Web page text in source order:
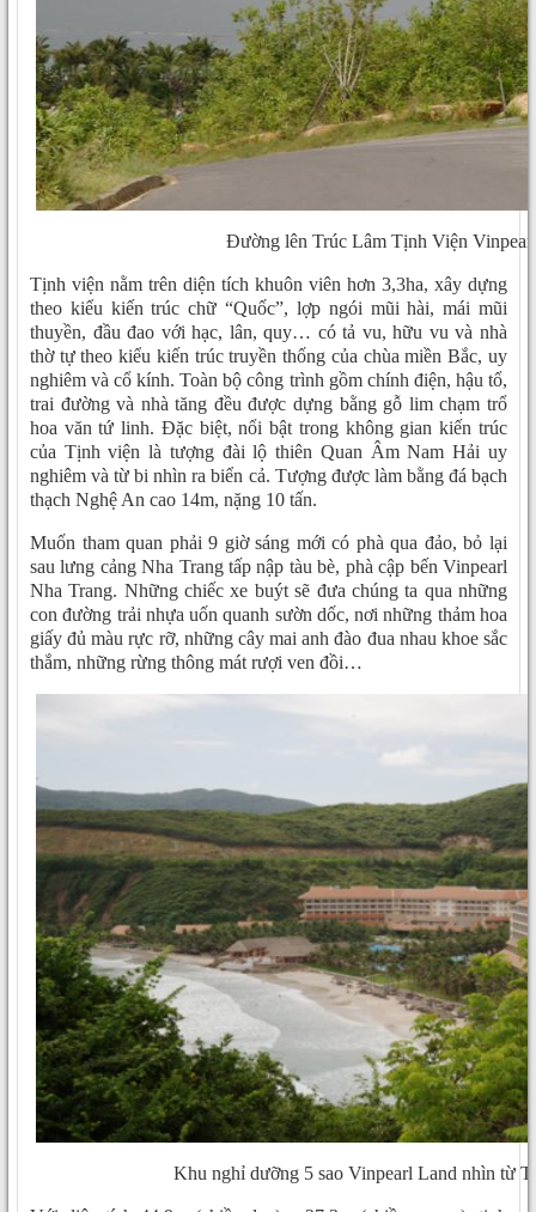
Đường lên Trúc Lâm Tịnh Viện
Tịnh viện nằm trên diện tích khuôn viên hơn 3,3ha, xây dựng
theo kiểu kiến trúc chữ “Quốc”, lợp ngói mũi hài, mái mũi
thuyền, đầu đao với hạc, lân, quy… có tả vu, hữu vu và nhà
thờ tự theo kiểu kiến trúc truyền thống của chùa miền Bắc, uy
nghiêm và cổ kính. Toàn bộ công trình gồm chính điện, hậu tổ,
trai đường và nhà tăng đều được dựng bằng gỗ lim chạm trổ
hoa văn tứ linh. Đặc biệt, nổi bật trong không gian kiến trúc
của Tịnh viện là tượng đài lộ thiên Quan Âm Nam Hải uy
nghiêm và từ bi nhìn ra biển cả. Tượng được làm bằng đá bạch
thạch Nghệ An cao 14m, nặng 10 tấn.
Muốn tham quan phải 9 giờ sáng mới có phà qua đảo, bỏ lại
sau lưng cảng Nha Trang tấp nập tàu bè, phà cập bến Vinpearl
Nha Trang. Những chiếc xe buýt sẽ đưa chúng ta qua những
con đường trải nhựa uốn quanh sườn dốc, nơi những thảm hoa
giấy đủ màu rực rỡ, những cây mai anh đào đua nhau khoe sắc
thắm, những rừng thông mát rượi ven đồi…
Khu nghỉ dưỡng 5 sao Vinpearl Land nhìn từ